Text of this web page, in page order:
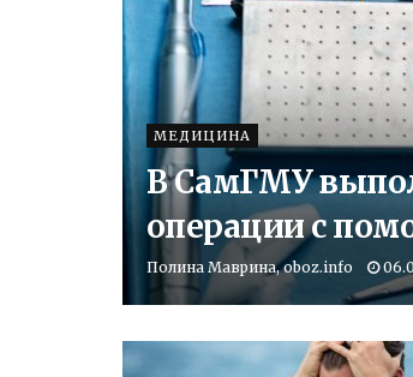
МЕДИЦИНА
В СамГМУ
операции с
Полина Маврина, oboz.info